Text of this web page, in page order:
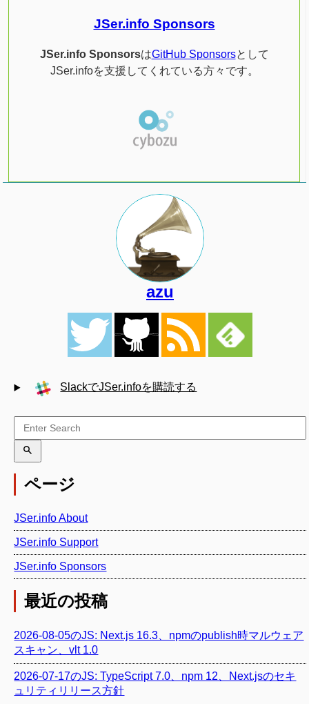
JSer.info Sponsors
JSer.info SponsorsはGitHub Sponsorsとして
JSer.infoを支援してくれている方々です。
azu
SlackでJSer.infoを購読する
ページ
JSer.info About
JSer.info Support
JSer.info Sponsors
最近の投稿
2026-08-05のJS: Next.js 16.3、npmのpublish時マルウェア
スキャン、vlt 1.0
2026-07-17のJS: TypeScript 7.0、npm 12、Next.jsのセキ
ュリティリリース方針